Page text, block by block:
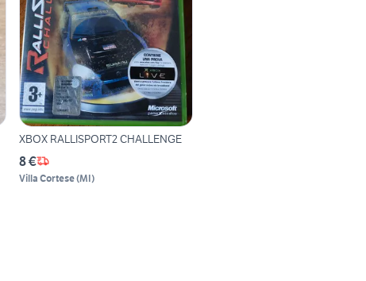
XBOX RALLISPORT2 CHALLENGE
8 €
Villa Cortese(MI)